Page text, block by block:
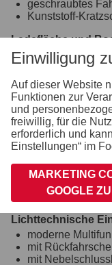
geschraubtes
Kunststoff-
Ladefläche und
durchgängiger,
12 mm stark
Räder und Achsen
robuste
wartungsfreie
stoßfeste
Unterlegkeile
Verzurr- und
6 versenkte
Rahmen
Lichttechnische
moderne
mit
mit
Einwilligung
Auf dieser Website
Funktionen zur
und
freiwillig, für die
erforderlich und
Einstellungen“ im
MARKETING
GOOGLE